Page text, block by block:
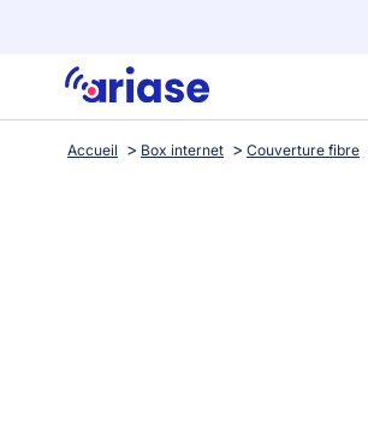
Accueil Box internet Couverture fibre